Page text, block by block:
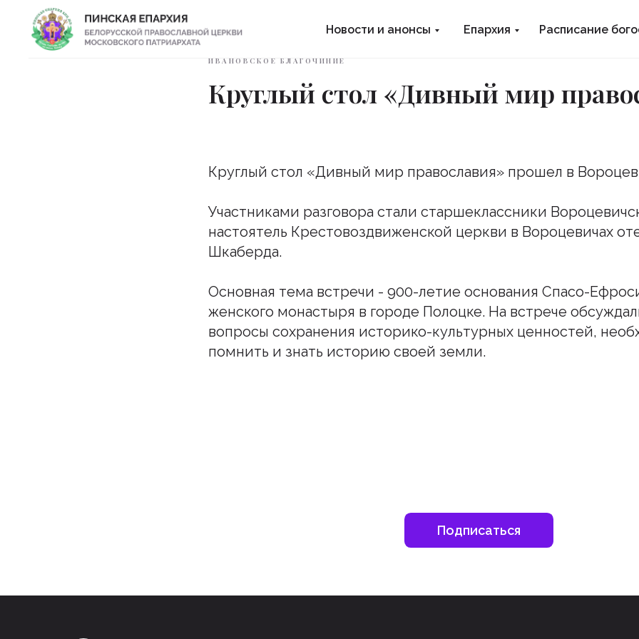
Новости и анонсы Епархия Расписание
ИВАНОВСКОЕ БЛАГОЧИНИЕ
Круглый стол «Дивный мир
Круглый стол «Дивный мир православия» прошел в
Участниками разговора стали старшеклассники
настоятель Крестовоздвиженской церкви в Вороцевичах
Шкаберда.
Основная тема встречи - 900-летие основания Спасо-
женского монастыря в городе Полоцке. На встрече
вопросы сохранения историко-культурных ценностей,
помнить и знать историю своей земли.